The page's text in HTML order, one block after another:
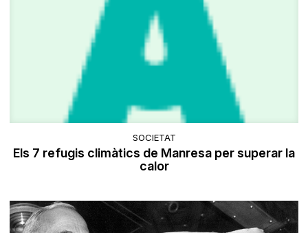
SOCIETAT
Els 7 refugis climàtics de Manresa per superar la
calor